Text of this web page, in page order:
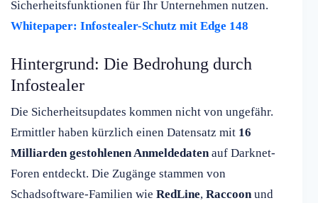
Sicherheitsfunktionen für Ihr Unternehmen nutzen.
Whitepaper: Infostealer-Schutz mit Edge 148
Hintergrund: Die Bedrohung durch
Infostealer
Die Sicherheitsupdates kommen nicht von ungefähr.
Ermittler haben kürzlich einen Datensatz mit 16
Milliarden gestohlenen Anmeldedatenauf Darknet-
Foren entdeckt. Die Zugänge stammen von
Schadsoftware-Familien wie RedLine, Raccoonund